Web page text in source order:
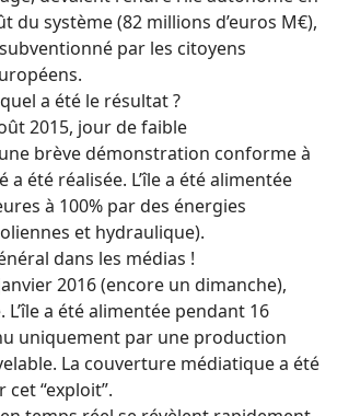
du système (82 millions d’euros M€),
par les citoyens
a été le résultat ?
2015, jour de faible
brève démonstration conforme à
a été réalisée. L’île a été alimentée
à 100% par des énergies
et hydraulique).
dans les médias !
2016 (encore un dimanche),
a été alimentée pendant 16
uniquement par une production
La couverture médiatique a été
“exploit”.